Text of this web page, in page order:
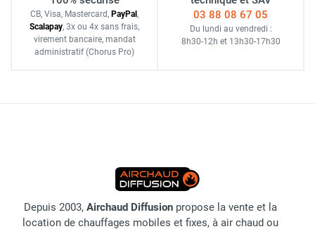
CB, Visa, Mastercard, PayPal ,
Scalapay, 3x ou 4x sans frais,
virement bancaire, mandat
administratif (Chorus Pro)
03 88 08 67 05
Du lundi au vendredi :
8h30-12h et 13h30-17h30
Depuis 2003, Airchaud Diffusion propose la vente et la
location de chauffages mobiles et fixes, à air chaud ou